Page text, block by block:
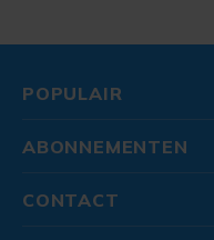
POPULAIR
ABONNEMENTEN
CONTACT